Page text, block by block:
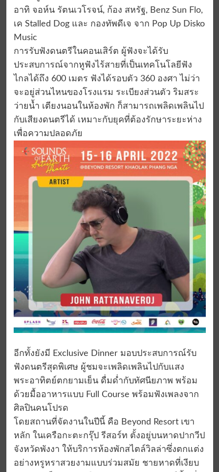
อาทิ จอห์น รัตนเวโรจน์, ก้อง สหรัฐ, Benz Sun Flo,
เค Stalled Dog และ กองทัพดีเจ จาก Pop Up Disko
Music
การรับฟังดนตรีในคอนเสิร์ต ผู้ฟังจะได้รับ
ประสบการณ์จากหูฟังไร้สายที่เป็นเทคโนโลยีฟัง
ไกลได้ถึง 600 เมตร ฟังได้รอบตัว 360 องศา ไม่ว่า
จะอยู่ส่วนไหนของโรงแรม ระเบียงส่วนตัว ริมสระ
ว่ายน้ำ เตียงนอนในห้องพัก ก็สามารถเพลิดเพลินไป
กับเสียงดนตรีได้ เหมาะกับยุคที่ต้องรักษาระยะห่าง
เพื่อความปลอดภัย
อีกทั้งยังมี Exclusive Dinner มอบประสบการณ์รับ
ฟังดนตรีสุดพิเศษ ผู้ชมจะเพลิดเพลินไปกับแสง
พระอาทิตย์ตกยามเย็น ดื่มด่ำกับทัศนียภาพ พร้อม
ด้วยมื้ออาหารแบบ Full Course พร้อมฟังเพลงจาก
ศิลปินคนโปรด
โดยสถานที่จัดงานในปีนี้ คือ Beyond Resort เขา
หลัก ในเครือกะตะกรุ๊ป รีสอร์ท ตั้งอยู่บนหาดปากวีป
จังหวัดพังงา ให้บริการห้องพักสไตล์วิลล่าซึ่งตกแต่ง
อย่างหรูหราสวยงามแบบร่วมสมัย ชายหาดที่เงียบ